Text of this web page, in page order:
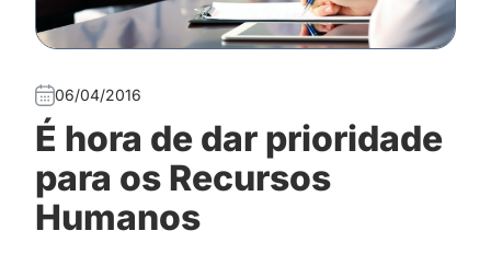
06/04/2016
É hora de dar prioridade
para os Recursos
Humanos